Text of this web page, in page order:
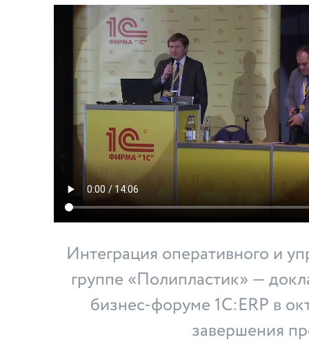
Интеграция оперативного и
группе «Полипластик» —
бизнес-форуме 1С:ERP в
завершения